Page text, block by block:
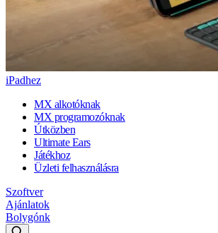
iPadhez
MX alkotóknak
MX programozóknak
Útközben
Ultimate Ears
Játékhoz
Üzleti felhasználásra
Szoftver
Ajánlatok
Bolygónk